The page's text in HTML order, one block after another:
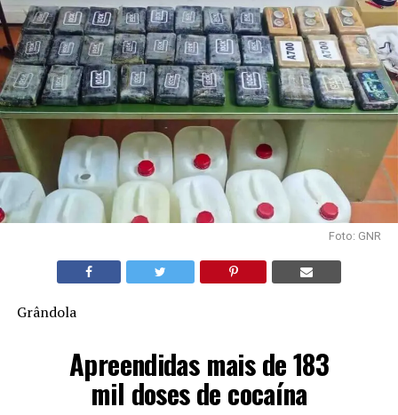
Foto: GNR
Grândola
Apreendidas mais de 183
mil doses de cocaína